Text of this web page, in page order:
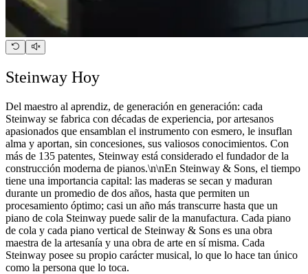
Steinway Hoy
Del maestro al aprendiz, de generación en generación: cada
Steinway se fabrica con décadas de experiencia, por artesanos
apasionados que ensamblan el instrumento con esmero, le insuflan
alma y aportan, sin concesiones, sus valiosos conocimientos. Con
más de 135 patentes, Steinway está considerado el fundador de la
construcción moderna de pianos.\n\nEn Steinway ⁠&⁠ Sons, el tiempo
tiene una importancia capital: las maderas se secan y maduran
durante un promedio de dos años, hasta que permiten un
procesamiento óptimo; casi un año más transcurre hasta que un
piano de cola Steinway puede salir de la manufactura. Cada piano
de cola y cada piano vertical de Steinway ⁠&⁠ Sons es una obra
maestra de la artesanía y una obra de arte en sí misma. Cada
Steinway posee su propio carácter musical, lo que lo hace tan único
como la persona que lo toca.